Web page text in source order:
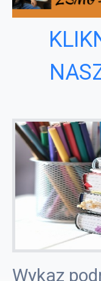
Wykaz